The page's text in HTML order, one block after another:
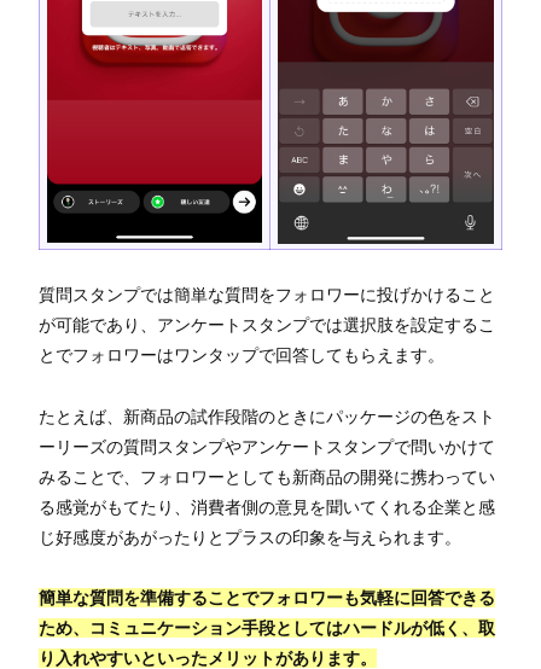
質問スタンプでは簡単な質問をフォロワーに投げかけること
が可能であり、アンケートスタンプでは選択肢を設定するこ
とでフォロワーはワンタップで回答してもらえます。
たとえば、新商品の試作段階のときにパッケージの色をスト
ーリーズの質問スタンプやアンケートスタンプで問いかけて
みることで、フォロワーとしても新商品の開発に携わってい
る感覚がもてたり、消費者側の意見を聞いてくれる企業と感
じ好感度があがったりとプラスの印象を与えられます。
簡単な質問を準備することでフォロワーも気軽に回答できる
ため、コミュニケーション手段としてはハードルが低く、取
り入れやすいといったメリットがあります。